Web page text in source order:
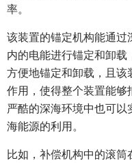
率。
该装置的锚定机构能通
内的电能进行锚定和卸
方便地锚定和卸载，且
作用，使得整个装置能
严酷的深海环境中也可
海能源的利用。
比如，补偿机构中的滚筒